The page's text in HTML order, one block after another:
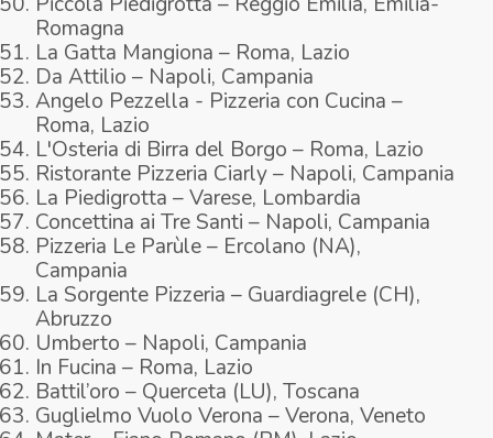
Romagna
La Gatta Mangiona – Roma, Lazio
Da Attilio – Napoli, Campania
Angelo Pezzella - Pizzeria con Cucina –
Roma, Lazio
L'Osteria di Birra del Borgo – Roma, Lazio
Ristorante Pizzeria Ciarly – Napoli, Campania
La Piedigrotta – Varese, Lombardia
Concettina ai Tre Santi – Napoli, Campania
Pizzeria Le Parùle – Ercolano (NA),
Campania
La Sorgente Pizzeria – Guardiagrele (CH),
Abruzzo
Umberto – Napoli, Campania
In Fucina – Roma, Lazio
Battil’oro – Querceta (LU), Toscana
Guglielmo Vuolo Verona – Verona, Veneto